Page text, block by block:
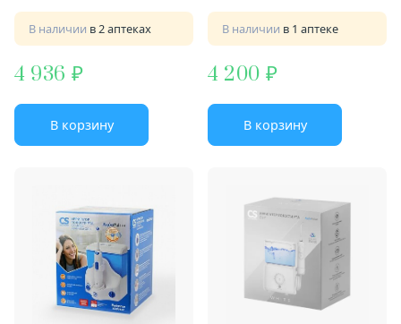
В наличии в 2 аптеках
4 936
В корзину
В наличии в 1 аптеке
4 200
В корзину